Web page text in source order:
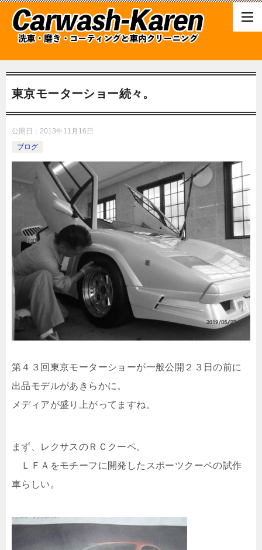
東京モーターショー続々。
公開日： 2013年11月16日
ブログ
第４３回東京モーターショーが一般公開２３日の前に
出品モデルがあきらかに。
メディアが盛り上がってますね。
まず、レクサスのＲＣクーペ。
ＬＦＡをモチーフに開発したスポーツクーペの試作
車らしい。